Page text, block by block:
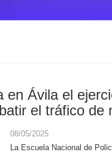
en Ávila el
el tráfico
08/05/2025
La Escuela Nacional de